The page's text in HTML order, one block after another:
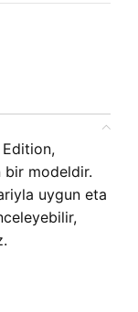
bir modeldir.
uygun eta